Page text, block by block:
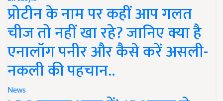
प्रोटीन के नाम पर कहीं आप गलत
चीज तो नहीं खा रहे? जानिए क्या है
एनालॉग पनीर और कैसे करें असली-
नकली की पहचान..
News